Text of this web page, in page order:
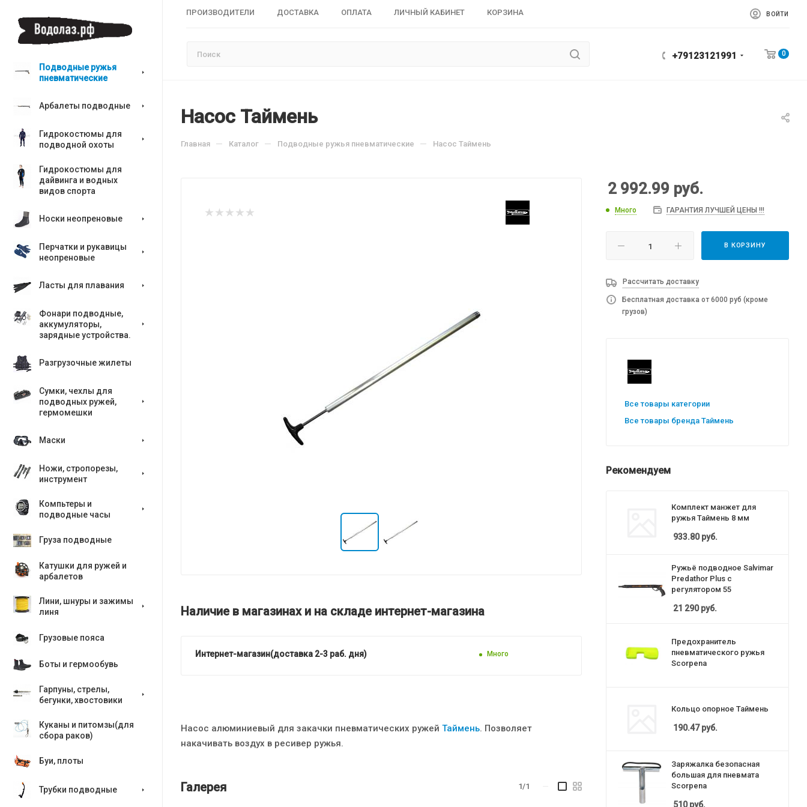
ПРОИЗВОДИТЕЛИ ДОСТАВКА ОПЛАТА ЛИЧНЫЙ КАБИНЕТ КОРЗИНА ВОЙТИ
+79123121991 0
Подводные ружья
пневматические
Арбалеты подводные
Гидрокостюмы для
подводной охоты
Гидрокостюмы для
дайвинга и водных
видов спорта
Носки неопреновые
Перчатки и рукавицы
неопреновые
Ласты для плавания
Фонари подводные,
аккумуляторы,
зарядные устройства.
Разгрузочные жилеты
Сумки, чехлы для
подводных ружей,
гермомешки
Маски
Ножи, стропорезы,
инструмент
Компьтеры и
подводные часы
Груза подводные
Катушки для ружей и
арбалетов
Лини, шнуры и зажимы
линя
Грузовые пояса
Боты и гермообувь
Гарпуны, стрелы,
бегунки, хвостовики
Куканы и питомзы(для
сбора раков)
Буи, плоты
Трубки подводные
Насос Таймень
Главная — Каталог — Подводные ружья пневматические — Насос Таймень
Наличие в магазинах и на складе интернет-магазина
Интернет-магазин(доставка 2-3 раб. дня) Много
Насос алюминиевый для закачки пневматических ружей Таймень. Позволяет
накачивать воздух в ресивер ружья.
Галерея 1/1
2 992.99 руб.
Много ГАРАНТИЯ ЛУЧШЕЙ ЦЕНЫ !!!
В КОРЗИНУ
Рассчитать доставку
Бесплатная доставка от 6000 руб (кроме
грузов)
Все товары категории
Все товары бренда Таймень
Рекомендуем
Комплект манжет для
ружья Таймень 8 мм
933.80руб.
Ружьё подводное Salvimar
Predathor Plus с
регулятором 55
21 290руб.
Предохранитель
пневматического ружья
Scorpena
Кольцо опорное Таймень
190.47руб.
Заряжалка безопасная
большая для пневмата
Scorpena
510руб.